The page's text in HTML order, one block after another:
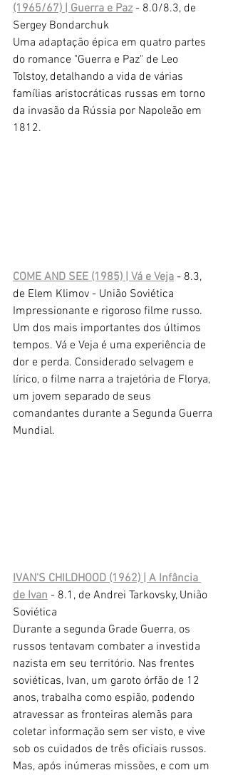
(1965/67) | Guerra e Paz - 8.0/8.3, de
Sergey Bondarchuk
Uma adaptação épica em quatro partes
do romance "Guerra e Paz" de Leo
Tolstoy, detalhando a vida de várias
famílias aristocráticas russas em torno
da invasão da Rússia por Napoleão em
1812.
COME AND SEE (1985) | Vá e Veja - 8.3,
de Elem Klimov - União Soviética
Impressionante e rigoroso filme russo.
Um dos mais importantes dos últimos
tempos. Vá e Veja é uma experiência de
dor e perda. Considerado selvagem e
lírico, o filme narra a trajetória de Florya,
um jovem separado de seus
comandantes durante a Segunda Guerra
Mundial.
IVAN'S CHILDHOOD (1962) | A Infância
de Ivan - 8.1, de Andrei Tarkovsky, União
Soviética
Durante a segunda Grade Guerra, os
russos tentavam combater a investida
nazista em seu território. Nas frentes
soviéticas, Ivan, um garoto órfão de 12
anos, trabalha como espião, podendo
atravessar as fronteiras alemãs para
coletar informação sem ser visto, e vive
sob os cuidados de três oficiais russos.
Mas, após inúmeras missões, e com um